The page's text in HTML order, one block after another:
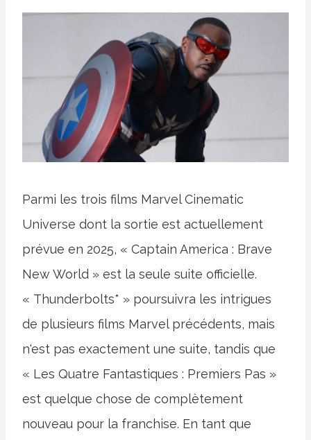
Parmi les trois films Marvel Cinematic
Universe dont la sortie est actuellement
prévue en 2025, « Captain America : Brave
New World » est la seule suite officielle.
« Thunderbolts* » poursuivra les intrigues
de plusieurs films Marvel précédents, mais
n'est pas exactement une suite, tandis que
« Les Quatre Fantastiques : Premiers Pas »
est quelque chose de complètement
nouveau pour la franchise. En tant que